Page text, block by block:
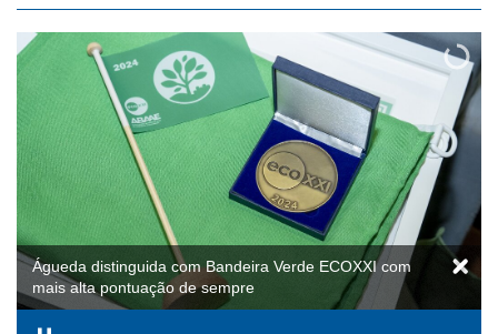
Águeda distinguida com Bandeira Verde ECOXXI com
mais alta pontuação de sempre